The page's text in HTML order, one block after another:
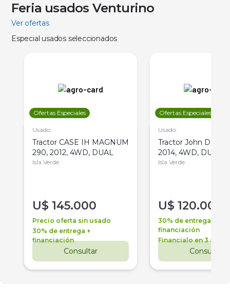
Feria usados Venturino
Ver ofertas
Especial usados seleccionados
Ofertas Especiales
Usado
Tractor CASE IH MAGNUM
290, 2012, 4WD, DUAL
Isla Verde
U$ 145.000
Precio oferta sin usado
30% de entrega +
financiación
Consultar
Ofertas Especiales
Usado
Tractor John Deere
2014, 4WD, DUAL
Isla Verde
U$ 120.000
30% de entrega +
financiación
Financialo en 3 años
Consultar